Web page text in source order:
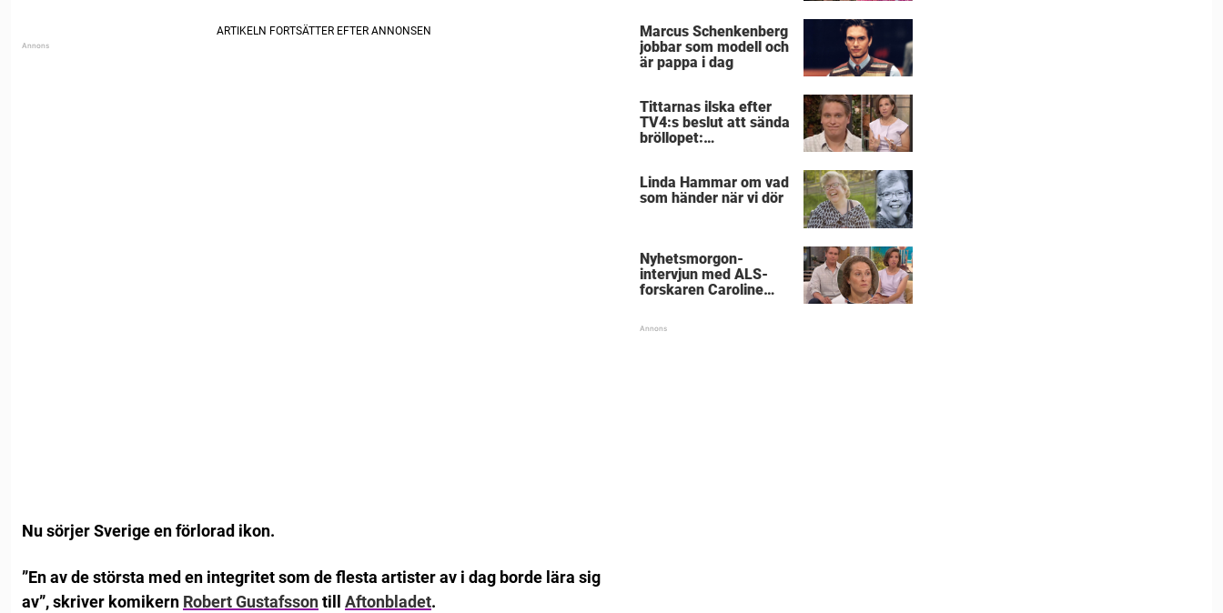
Nu sörjer Sverige en förlorad ikon.
”En av de största med en integritet som de flesta artister av i dag borde lära sig
av”, skriver komikern Robert Gustafssontill Aftonbladet.
Marcus Schenkenberg
jobbar som modell och
är pappa i dag
Tittarnas ilska efter
TV4:s beslut att sända
bröllopet:
Linda Hammar om vad
som händer när vi dör
Nyhetsmorgon-
intervjun med ALS-
forskaren Caroline